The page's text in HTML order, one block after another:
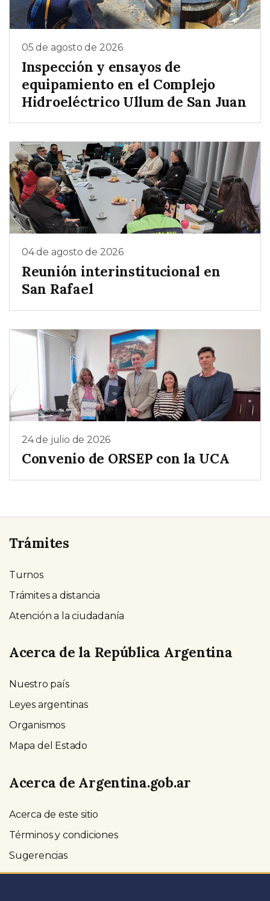
05 de agosto de 2026
Inspección y ensayos de
equipamiento en el Complejo
Hidroeléctrico Ullum de San Juan
04 de agosto de 2026
Reunión interinstitucional en
San Rafael
24 de julio de 2026
Convenio de ORSEP con la UCA
Trámites
Turnos
Trámites a distancia
Atención a la ciudadanía
Acerca de la República Argentina
Nuestro país
Leyes argentinas
Organismos
Mapa del Estado
Acerca de Argentina.gob.ar
Acerca de este sitio
Términos y condiciones
Sugerencias